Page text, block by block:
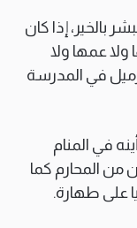
بالخير، إذا كان
ولا عمها ولا
في المدرسة
في المنام
من المحارم كما
على طهارة.